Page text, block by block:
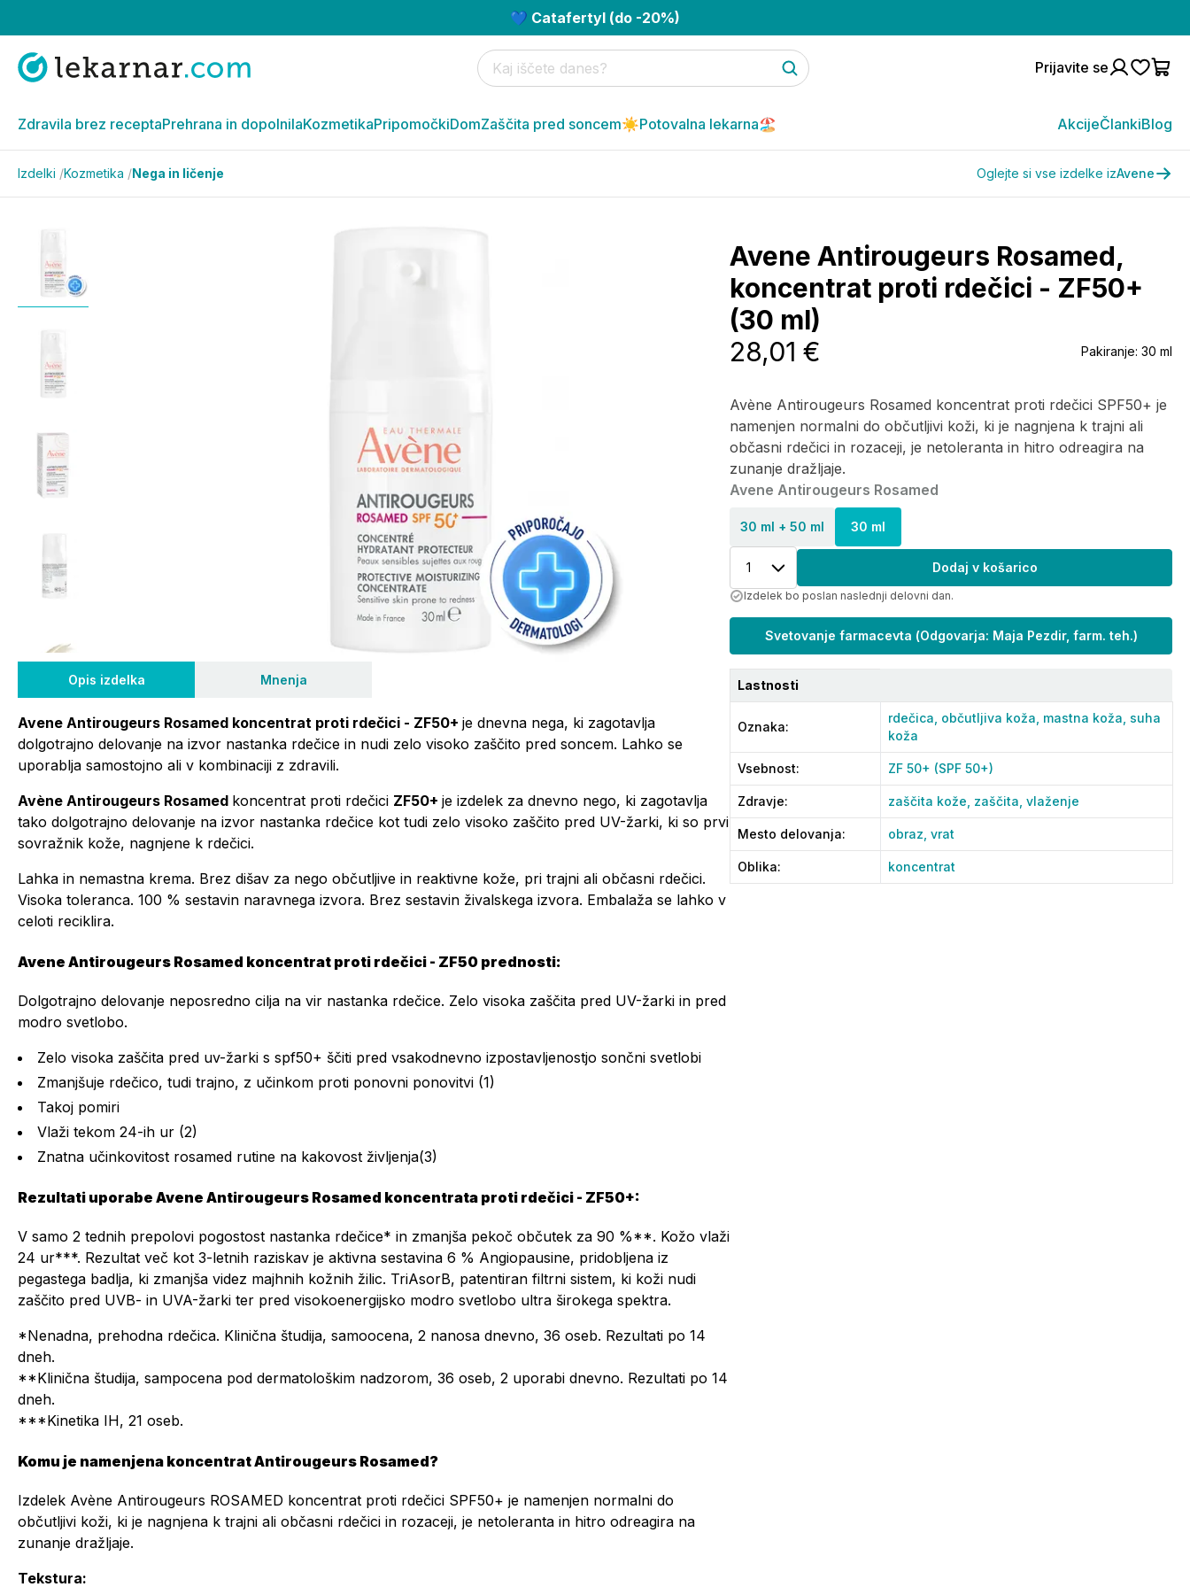
💙 Catafertyl (do -20%)
Prijavite se
Zdravila brez receptaPrehrana in dopolnilaKozmetikaPripomočkiDomZaščita pred soncem☀️Potovalna lekarna🏖️ AkcijeČlankiBlog
Izdelki /Kozmetika /Nega in ličenje Oglejte si vse izdelke izAvene
Opis izdelka Mnenja
Avene Antirougeurs Rosamed koncentrat proti rdečici - ZF50+ je dnevna nega, ki zagotavlja
dolgotrajno delovanje na izvor nastanka rdečice in nudi zelo visoko zaščito pred soncem. Lahko se
uporablja samostojno ali v kombinaciji z zdravili.
Avène Antirougeurs Rosamed koncentrat proti rdečici ZF50+ je izdelek za dnevno nego, ki zagotavlja
tako dolgotrajno delovanje na izvor nastanka rdečice kot tudi zelo visoko zaščito pred UV-žarki, ki so prvi
sovražnik kože, nagnjene k rdečici.
Lahka in nemastna krema. Brez dišav za nego občutljive in reaktivne kože, pri trajni ali občasni rdečici.
Visoka toleranca. 100 % sestavin naravnega izvora. Brez sestavin živalskega izvora. Embalaža se lahko v
celoti reciklira.
Avene Antirougeurs Rosamed koncentrat proti rdečici - ZF50 prednosti:
Dolgotrajno delovanje neposredno cilja na vir nastanka rdečice. Zelo visoka zaščita pred UV-žarki in pred
modro svetlobo.
Zelo visoka zaščita pred uv-žarki s spf50+ ščiti pred vsakodnevno izpostavljenostjo sončni svetlobi
Zmanjšuje rdečico, tudi trajno, z učinkom proti ponovni ponovitvi (1)
Takoj pomiri
Vlaži tekom 24-ih ur (2)
Znatna učinkovitost rosamed rutine na kakovost življenja(3)
Rezultati uporabe Avene Antirougeurs Rosamed koncentrata proti rdečici - ZF50+:
V samo 2 tednih prepolovi pogostost nastanka rdečice* in zmanjša pekoč občutek za 90 %**. Kožo vlaži
24 ur***. Rezultat več kot 3-letnih raziskav je aktivna sestavina 6 % Angiopausine, pridobljena iz
pegastega badlja, ki zmanjša videz majhnih kožnih žilic. TriAsorB, patentiran filtrni sistem, ki koži nudi
zaščito pred UVB- in UVA-žarki ter pred visokoenergijsko modro svetlobo ultra širokega spektra.
*Nenadna, prehodna rdečica. Klinična študija, samoocena, 2 nanosa dnevno, 36 oseb. Rezultati po 14
dneh.
**Klinična študija, sampocena pod dermatološkim nadzorom, 36 oseb, 2 uporabi dnevno. Rezultati po 14
dneh.
***Kinetika IH, 21 oseb.
Komu je namenjena koncentrat Antirougeurs Rosamed?
Izdelek Avène Antirougeurs ROSAMED koncentrat proti rdečici SPF50+ je namenjen normalni do
občutljivi koži, ki je nagnjena k trajni ali občasni rdečici in rozaceji, je netoleranta in hitro odreagira na
zunanje dražljaje.
Tekstura:
Avene Antirougeurs Rosamed,
koncentrat proti rdečici - ZF50+
(30 ml)
Avène Antirougeurs Rosamed koncentrat proti rdečici SPF50+ je
namenjen normalni do občutljivi koži, ki je nagnjena k trajni ali
občasni rdečici in rozaceji, je netoleranta in hitro odreagira na
zunanje dražljaje.
Avene Antirougeurs Rosamed
30 ml + 50 ml 30 ml
28,01 € Pakiranje: 30 ml
1 Dodaj v košarico
Izdelek bo poslan naslednji delovni dan.
Svetovanje farmacevta (Odgovarja: Maja Pezdir, farm. teh.)
Lastnosti
Oznaka:
rdečica, občutljiva koža, mastna koža, suha
koža
Vsebnost: ZF 50+ (SPF 50+)
Zdravje: zaščita kože, zaščita, vlaženje
Mesto delovanja: obraz, vrat
Oblika: koncentrat